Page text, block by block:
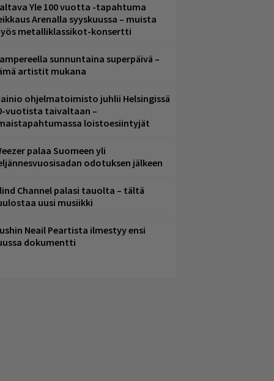
Yle 100 vuotta -tapahtuma
Arenalla syyskuussa – muista
metalliklassikot-konsertti
sunnuntaina superpäivä –
artistit mukana
ohjelmatoimisto juhlii Helsingissä
vuotista taivaltaan –
loistoesiintyjät
palaa Suomeen yli
odotuksen jälkeen
Channel palasi tauolta – tältä
uusi musiikki
Neail Peartista ilmestyy ensi
dokumentti